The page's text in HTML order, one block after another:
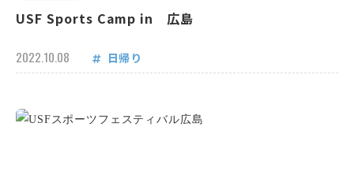
USF Sports Camp in 広島
2022.10.08 日帰り